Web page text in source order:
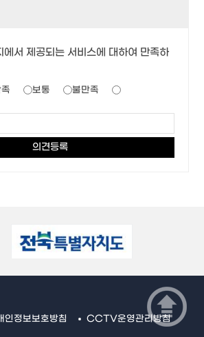
에서 제공되는 서비스에 대하여 만족하
보통
불만족
인정보보호방침 CCTV운영관리방침